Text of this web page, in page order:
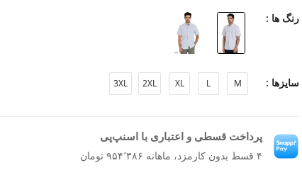
رنگ ها :
سایزها : M
L
XL
2XL
3XL
پرداخت قسطی و اعتباری با اسنپ‌پی
۴ قسط بدون کارمزد، ماهانه ۹۵۴٬۳۸۶ تومان